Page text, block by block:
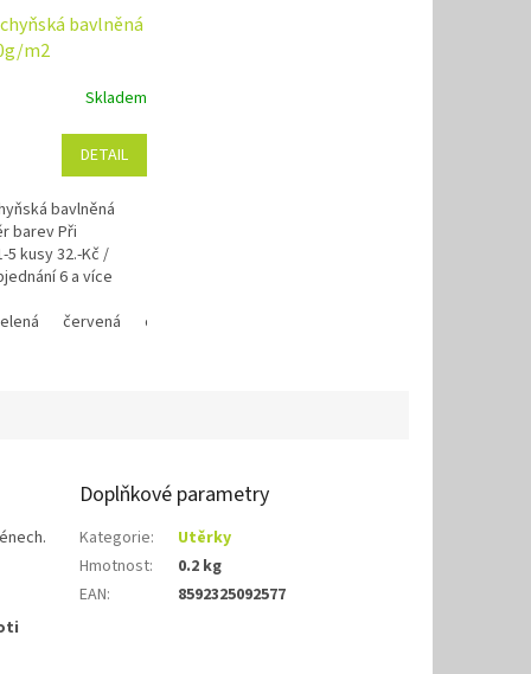
mix
bavlněná
m2
Skladem
DETAIL
bavlněná
barev Při
5 kusy 32.-Kč /
6 a více
program se...
červená oranžová
Doplňkové parametry
Kategorie:
Utěrky
Hmotnost:
0.2 kg
EAN: 8592325092577